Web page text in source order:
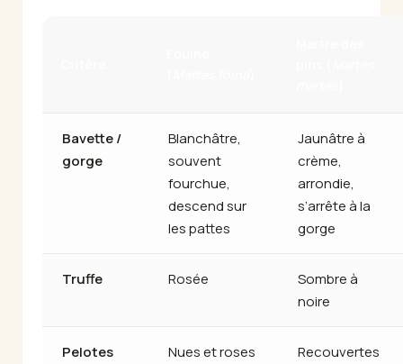
Bavette /
gorge
Blanchâtre,
souvent
fourchue,
descend sur
les pattes
Jaunâtre à
crème,
arrondie,
s’arrête à la
gorge
Truffe Rosée
Sombre à
noire
Pelotes
Nues et roses
Recouvertes